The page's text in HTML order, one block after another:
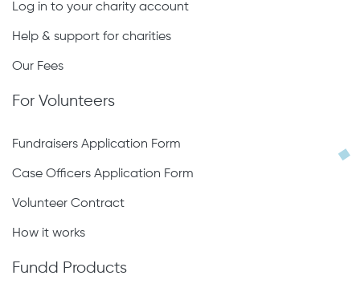
Log in to your charity account
Help & support for charities
Our Fees
For Volunteers
Fundraisers Application Form
Case Officers Application Form
Volunteer Contract
How it works
Fundd Products